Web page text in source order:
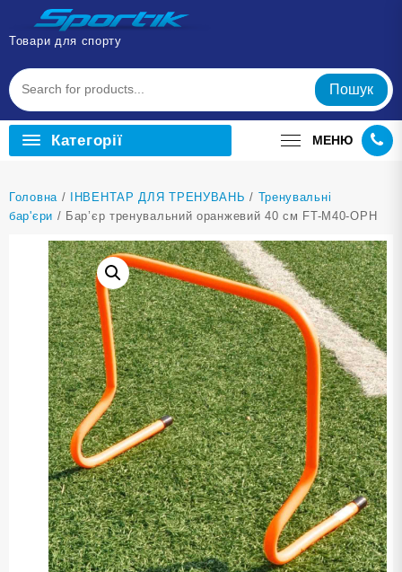
Перейти
вмісту
Товари для спорту
Пошук
Категорії МЕНЮ
Головна / ІНВЕНТАР ДЛЯ ТРЕНУВАНЬ / Тренувальні
бар'єри / Бар’єр тренувальний оранжевий 40 см FT-M40-ОРН